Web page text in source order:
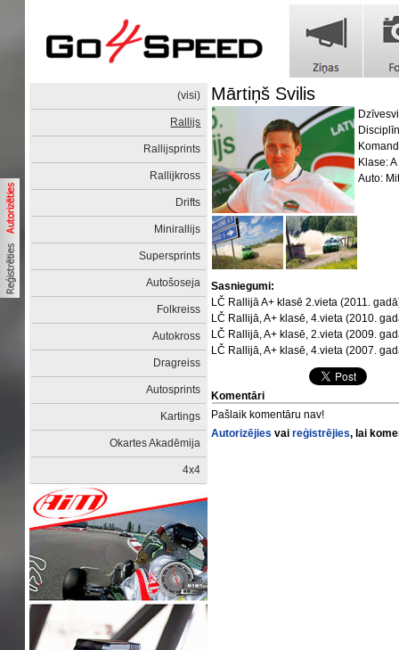
(visi)
Rallijs
Rallijsprints
Rallijkross
Drifts
Minirallijs
Supersprints
Autošoseja
Folkreiss
Autokross
Dragreiss
Autosprints
Kartings
Okartes Akadēmija
4x4
Mārtiņš Svilis
Klase:
Auto:
Sasniegumi:
LČ Rallijā A+ klasē 2.vieta (2011.
LČ Rallijā, A+ klasē, 4.vieta (2010.
LČ Rallijā, A+ klasē, 2.vieta (2009.
LČ Rallijā, A+ klasē, 4.vieta (2007.
Komentāri
Pašlaik komentāru nav!
Autorizējies vaireģistrējies, lai